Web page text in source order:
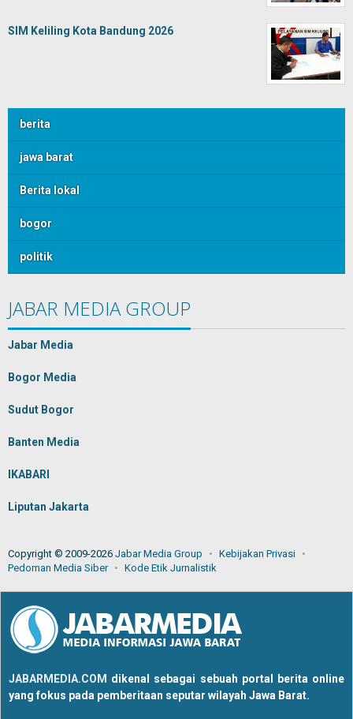
SIM Keliling Kota Bandung 2026
berita
jawa barat
Berita lokal
bogor
politik
JABAR MEDIA GROUP
Jabar Media
Bogor Media
Sudut Bogor
Banten Media
IKABARI
Liputan Jakarta
Copyright © 2009-2026 Jabar Media Group
Kebijakan Privasi
Pedoman Media Siber
Kode Etik Jurnalistik
JABARMEDIA.COM dikenal sebagai sebuah portal berita online
yang fokus pada pemberitaan seputar wilayah Jawa Barat.